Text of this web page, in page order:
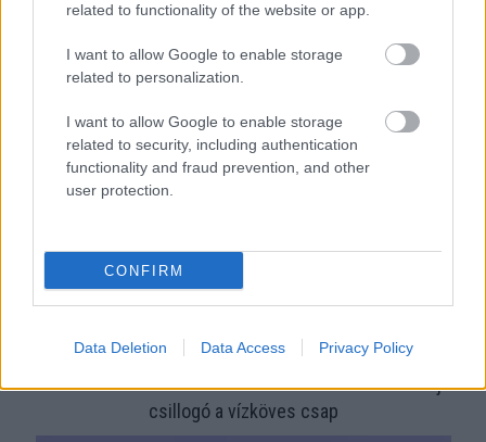
related to functionality of the website or app.
I want to allow Google to enable storage
related to personalization.
I want to allow Google to enable storage
related to security, including authentication
functionality and fraud prevention, and other
user protection.
CONFIRM
Data Deletion Data Access Privacy Policy
Ezért párásodik be állandóan az ablak – egyszerűbb a
megoldás, mint gondolnád
Nem ecettel és nem szódabikarbónával: ezzel lesz újra
csillogó a vízköves csap